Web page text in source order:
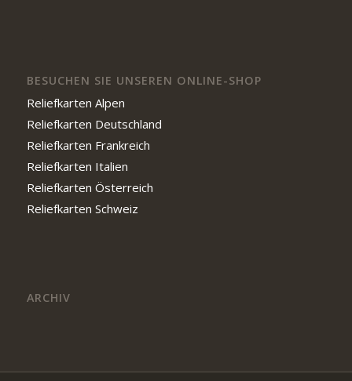
BESUCHEN SIE UNSEREN ONLINE-SHOP
Reliefkarten Alpen
Reliefkarten Deutschland
Reliefkarten Frankreich
Reliefkarten Italien
Reliefkarten Österreich
Reliefkarten Schweiz
ARCHIV